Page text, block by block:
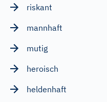
riskant
mannhaft
mutig
heroisch
heldenhaft